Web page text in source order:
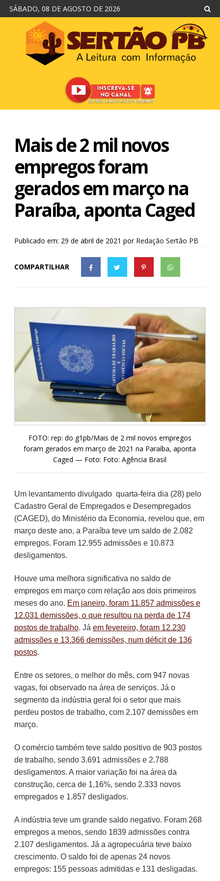
SÁBADO, 08 DE AGOSTO DE 2026
Mais de 2 mil novos
empregos foram
gerados em março na
Paraíba, aponta Caged
Publicado em: 29 de abril de 2021 por Redação Sertão PB
COMPARTILHAR
FOTO: rep: do g1pb/Mais de 2 mil novos empregos
foram gerados em março de 2021 na Paraíba, aponta
Caged — Foto: Foto: Agência Brasil
Um levantamento divulgado quarta-feira dia (28) pelo
Cadastro Geral de Empregados e Desempregados
(CAGED), do Ministério da Economia, revelou que, em
março deste ano, a Paraíba teve um saldo de 2.082
empregos. Foram 12.955 admissões e 10.873
desligamentos.
Houve uma melhora significativa no saldo de
empregos em março com relação aos dois primeiros
meses do ano. Em janeiro, foram 11.857 admissões e
12.031 demissões, o que resultou na perda de 174
postos de trabalho. Já em fevereiro, foram 12.230
admissões e 13.366 demissões, num déficit de 136
postos.
Entre os setores, o melhor do mês, com 947 novas
vagas, foi observado na área de serviços. Já o
segmento da indústria geral foi o setor que mais
perdeu postos de trabalho, com 2.107 demissões em
março.
O comércio também teve saldo positivo de 903 postos
de trabalho, sendo 3.691 admissões e 2.788
desligamentos. A maior variação foi na área da
construção, cerca de 1,16%, sendo 2.333 novos
empregados e 1.857 desligados.
A indústria teve um grande saldo negativo. Foram 268
empregos a menos, sendo 1839 admissões contra
2.107 desligamentos. Já a agropecuária teve baixo
crescimento. O saldo foi de apenas 24 novos
empregos: 155 pessoas admitidas e 131 desligadas.